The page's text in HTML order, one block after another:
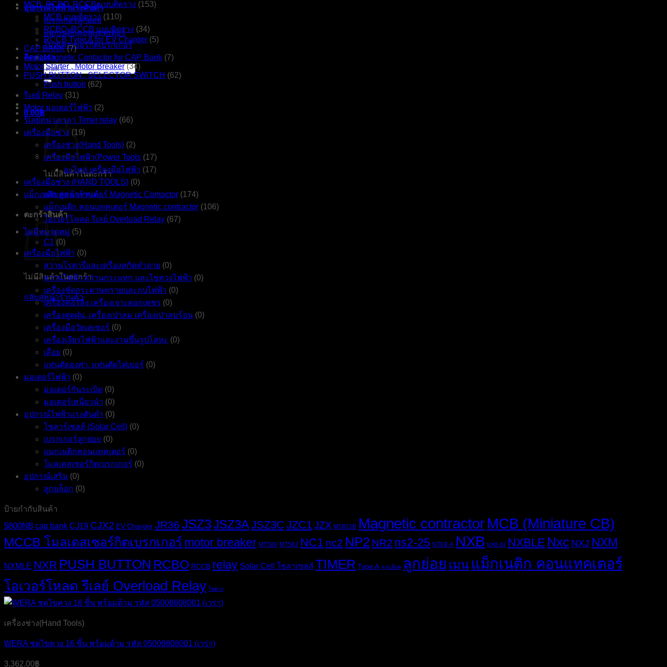
อุปกรณ์ไฟฟ้าแรงดันต่ำ
เบรกเกอร์ลูกย่อย
แมกเนติกคอนแทคเตอร์
โมลเคสเซอร์กิตเบรกเกอร์
ติดต่อเรา
ค้นหา:
0.00฿
ไม่มีสินค้าในตะกร้า
กลับสู่หน้าร้านค้า
ตะกร้าสินค้า
ไม่มีสินค้าในตะกร้า
กลับสู่หน้าร้านค้า
MCB, RCBO, RCCB แบบติดราง (153)
MCB แบบติดราง (110)
RCBO, RCCB แบบติดราง (34)
RCCB Type A for EV Charger (5)
CAP BANK (7)
Magnetic Contactor for CAP Bank (7)
Motor Starter , Motor Breaker (34)
PUSH BUTTON , SELECTOR SWITCH (62)
Push button (62)
รีเลย์ Relay (31)
Motor มอเตอร์ไฟฟ้า (2)
รีเลย์หน่วงเวลา Timer relay (66)
เครื่องมือช่าง (19)
เครื่องช่าง(Hand Tools) (2)
เครื่องมือไฟฟ้า(Power Tools (17)
อะไหล่ เครื่องมือไฟฟ้า (17)
เครื่องมือช่าง (HAND TOOLS) (0)
แม็กเนติก คอนแทคเตอร์ Magnetic Contactor (174)
แม็กเนติก คอนแทคเตอร์ Magnetic contractor (106)
โอเวอร์โหลด รีเลย์ Overload Relay (67)
ไม่มีหมวดหมู่ (5)
C1 (0)
เครื่องมือไฟฟ้า (0)
สว่านโรตารี่และเครื่องสกัดทำลาย (0)
สว่านไฟฟ้า สว่านกระแทก และไขควงไฟฟ้า (0)
เครื่องขัดกระดาษทรายและกบไฟฟ้า (0)
เครื่องคอร์ลิ่ง เครื่องเจาะดอกเพชร (0)
เครื่องดูดฝุ่น, เครื่องเป่าลม เครื่องเป่าลมร้อน (0)
เครื่องมือวัดเลเซอร์ (0)
เครื่องเจียรไฟฟ้าและงานขึ้นรูปโลหะ (0)
เลื่อย (0)
แท่นตัดองศา, แท่นตัดไฟเบอร์ (0)
มอเตอร์ไฟฟ้า (0)
มอเตอร์กันระเบิด (0)
มอเตอร์เหนี่ยวนำ (0)
อุปกรณ์ไฟฟ้าแรงดันต่ำ (0)
โซลาร์เซลส์ (Solar Cell) (0)
เบรกเกอร์ลูกย่อย (0)
แมกเนติกคอนแทคเตอร์ (0)
โมลเคสเซอร์กิตเบรกเกอร์ (0)
อุปกรณ์เสริม (0)
ลูกบล็อก (0)
ป้ายกำกับสินค้า
5800NB cap bank CJ19 CJX2 EV Charger JR36 JSZ3JSZ3AJSZ3C JZC1JZX M5801B Magnetic contractorMCB (Miniature CB)
MCCB โมลเดสเซอร์กิตเบรกเกอร์ motor breaker MT580 MT583 NC1 nc2 NP2 NR2 ns2-25 NTE8-A NXB NXB-63 NXBLE Nxc NXJ NXM
NXMLE NXR PUSH BUTTON RCBO RCCB relay Solar Cell โซลาเซลส์ TIMER Type A ลูกบล๊อค ลูกย่อย เมน แม็กเนติก คอนแทคเตอร์
โอเวอร์โหลด รีเลย์ Overload Relay ไขควง
เครื่องช่าง(Hand Tools)
WERA ชุดไขควง 16 ชิ้น พร้อมด้าม รหัส 05006608001 (เวร่า)
3,362.00฿